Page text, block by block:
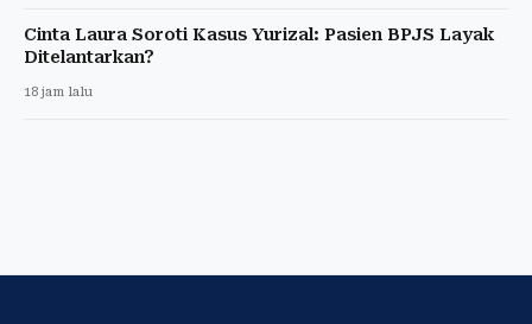
Cinta Laura Soroti Kasus Yurizal: Pasien BPJS Layak
Ditelantarkan?
18 jam lalu